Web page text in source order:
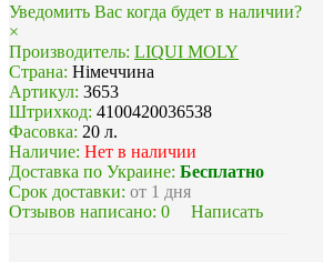
Уведомить Вас когда будет в наличии?
×
Производитель: LIQUI MOLY
Страна: Німеччина
Артикул: 3653
Штрихкод: 4100420036538
Фасовка: 20 л.
Наличие: Нет в наличии
Доставка по Украине: Бесплатно
Срок доставки: от 1 дня
Отзывов написано: 0 Написать